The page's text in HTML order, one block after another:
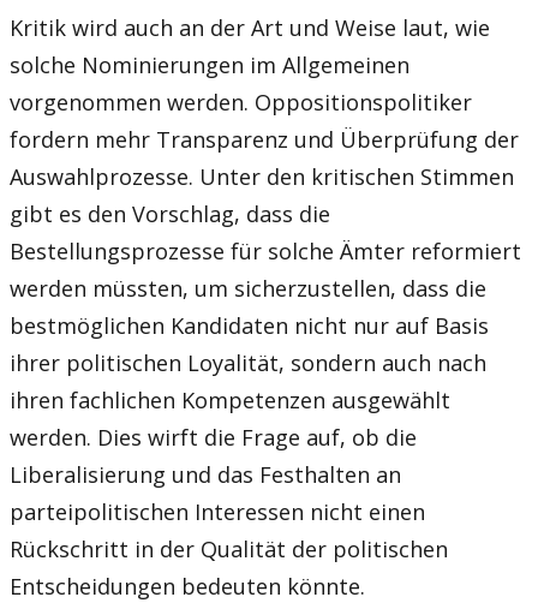
Kritik wird auch an der Art und Weise laut, wie
solche Nominierungen im Allgemeinen
vorgenommen werden. Oppositionspolitiker
fordern mehr Transparenz und Überprüfung der
Auswahlprozesse. Unter den kritischen Stimmen
gibt es den Vorschlag, dass die
Bestellungsprozesse für solche Ämter reformiert
werden müssten, um sicherzustellen, dass die
bestmöglichen Kandidaten nicht nur auf Basis
ihrer politischen Loyalität, sondern auch nach
ihren fachlichen Kompetenzen ausgewählt
werden. Dies wirft die Frage auf, ob die
Liberalisierung und das Festhalten an
parteipolitischen Interessen nicht einen
Rückschritt in der Qualität der politischen
Entscheidungen bedeuten könnte.